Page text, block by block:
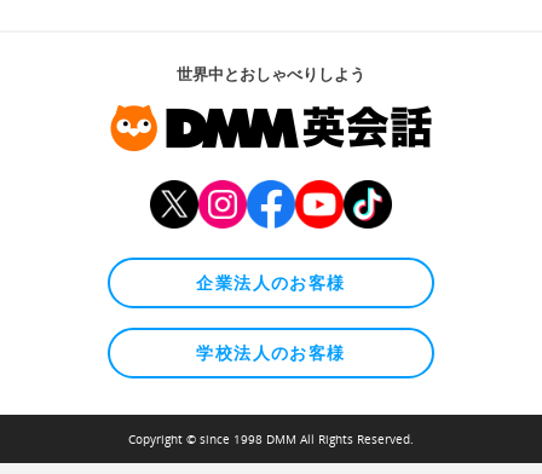
世界中とおしゃべりしよう
企業法人のお客様
学校法人のお客様
Copyright © since 1998 DMM All Rights Reserved.